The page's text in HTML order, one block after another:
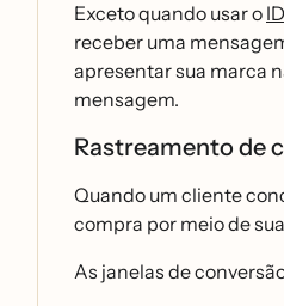
Exceto quando usar o
receber uma
apresentar sua marca
mensagem.
Rastreamento de
Quando um cliente
compra por meio de
As janelas de